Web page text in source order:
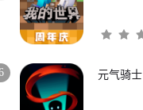
元气骑士